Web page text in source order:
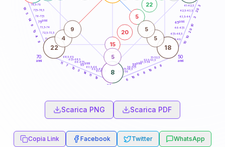
50
anni
60
70
anni
41-42,5
42,5-43,5
43,5-44
46-47,5
47,5-48,5
48,5-49
51-52,5
52,5-53,5
53,5-54
56-57,5
57,5-58,5
58,5-59
61-62,5
62,5-63,5
63,5-64
66-67,5
67,5-68,5
68,5-69
71-72,5
72,5-73,5
73,5-74
76-77,5
77,5-78,5
78,5-79 3
20
3
10
20
10
10
8
8
16
8
6
16
6
19
11
14
3
10
7
11
8
4
13
9
14
5
19
8
22 18
15
20
5
22
5
4
9
5
5
45anni
55anni
65anni
75anni
Scarica PNG Scarica PDF
Copia Link Facebook Twitter WhatsApp